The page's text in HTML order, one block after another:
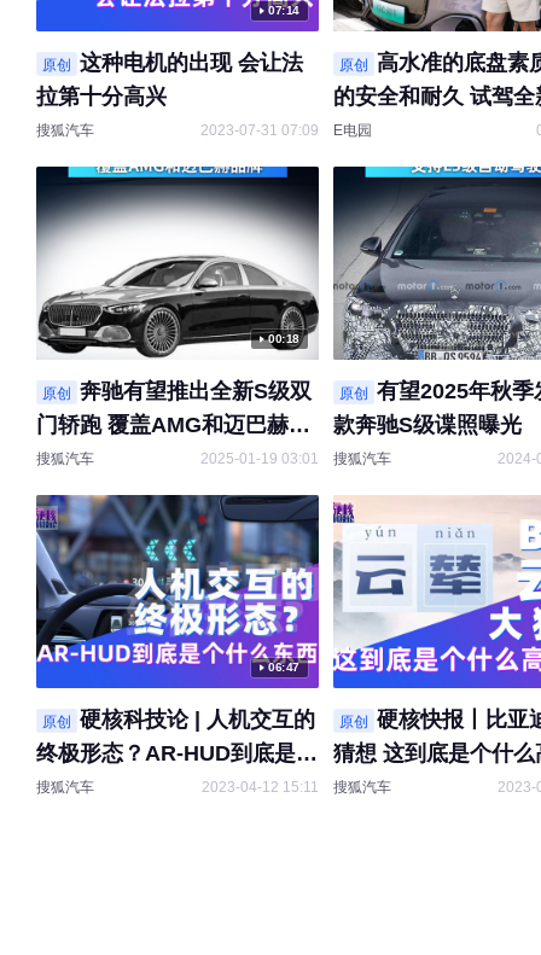
07:14
原创
这种电机的出现 会让法
拉第十分高兴
搜狐汽车 2023-07-31 07:09
原创
高水准的底盘素
的安全和耐久 试驾全
纯电GLC
E电园
00:18
原创
奔驰有望推出全新S级双
门轿跑 覆盖AMG和迈巴赫品
牌
搜狐汽车 2025-01-19 03:01
原创
有望2025年秋季
款奔驰S级谍照曝光
搜狐汽车 2024-
06:47
原创
硬核科技论 | 人机交互的
终极形态？AR-HUD到底是个
什么东西
搜狐汽车 2023-04-12 15:11
原创
硬核快报丨比亚
猜想 这到底是个什么
技？
搜狐汽车 2023-